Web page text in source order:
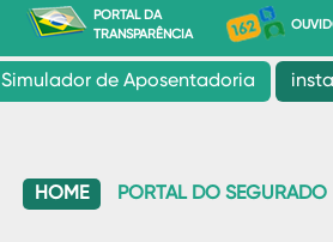
PORTAL DA
TRANSPARÊNCIA
Simulador de Aposentadoria
HOME PORTAL DO SEGURADO